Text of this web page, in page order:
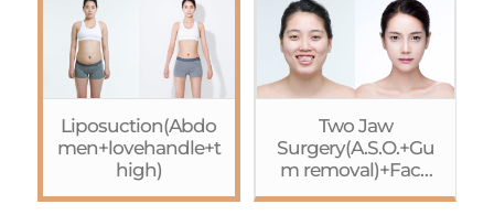
Liposuction(Abdo
men+lovehandle+t
high)
Two Jaw
Surgery(A.S.O.+Gu
m removal)+Face
contouring(Cheek